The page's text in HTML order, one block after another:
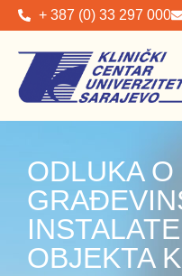
+ 387 (0) 33 297 000
ODLUKA
OBJEKTA